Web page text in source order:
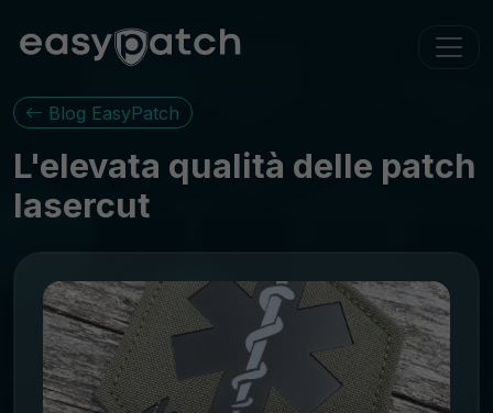
Blog EasyPatch
L'elevata qualità delle patch
lasercut